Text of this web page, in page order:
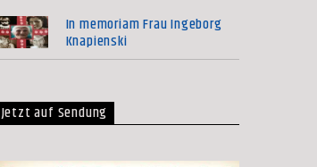
In memoriam Frau Ingeborg
Knapienski
Jetzt auf Sendung